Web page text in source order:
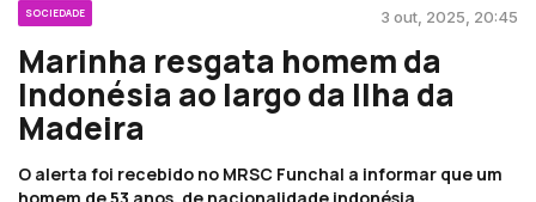
SOCIEDADE 3 out, 2025, 20:45
Marinha resgata homem da
Indonésia ao largo da Ilha da
Madeira
O alerta foi recebido no MRSC Funchal a informar que um
homem de 53 anos, de nacionalidade indonésia,